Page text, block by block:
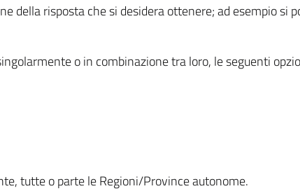
della risposta che si desidera ottenere; ad esempio si
o in combinazione tra loro, le seguenti
tutte o parte le Regioni/Province autonome.